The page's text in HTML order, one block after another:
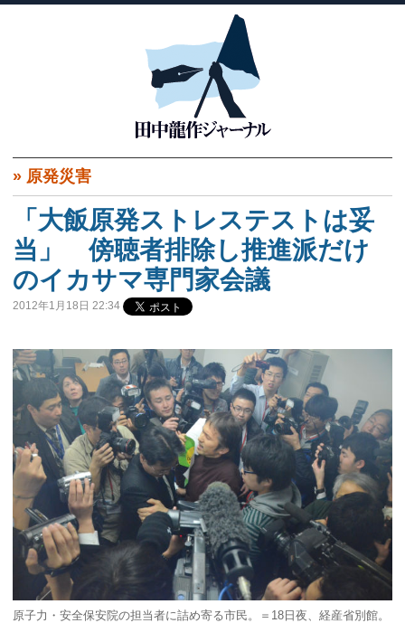
» 原発災害
「大飯原発ストレステストは妥
当」 傍聴者排除し推進派だけ
のイカサマ専門家会議
2012年1月18日 22:34
原子力・安全保安院の担当者に詰め寄る市民。＝18日夜、経産省別館。